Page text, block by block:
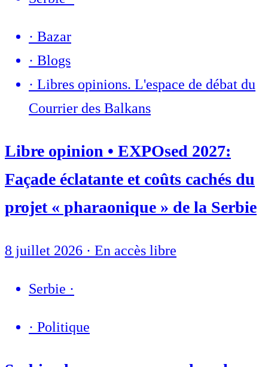
· Bazar
· Blogs
· Libres opinions. L'espace de débat du
Courrier des Balkans
Libre opinion • EXPOsed 2027:
Façade éclatante et coûts cachés du
projet « pharaonique » de la Serbie
8 juillet 2026 · En accès libre
Serbie ·
· Politique